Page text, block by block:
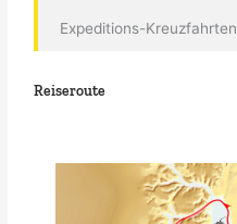
Expeditions-Kreuzfahrten
Reiseroute